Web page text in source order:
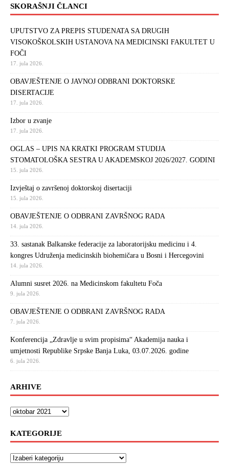
SKORAŠNJI ČLANCI
UPUTSTVO ZA PREPIS STUDENATA SA DRUGIH
VISOKOŠKOLSKIH USTANOVA NA MEDICINSKI FAKULTET U
FOČI
17. jula 2026.
OBAVJEŠTENJE O JAVNOJ ODBRANI DOKTORSKE
DISERTACIJE
17. jula 2026.
Izbor u zvanje
17. jula 2026.
OGLAS – UPIS NA KRATKI PROGRAM STUDIJA
STOMATOLOŠKA SESTRA U AKADEMSKOJ 2026/2027. GODINI
15. jula 2026.
Izvještaj o završenoj doktorskoj disertaciji
15. jula 2026.
OBAVJEŠTENJE O ODBRANI ZAVRŠNOG RADA
14. jula 2026.
33. sastanak Balkanske federacije za laboratorijsku medicinu i 4.
kongres Udruženja medicinskih biohemičara u Bosni i Hercegovini
14. jula 2026.
Alumni susret 2026. na Medicinskom fakultetu Foča
9. jula 2026.
OBAVJEŠTENJE O ODBRANI ZAVRŠNOG RADA
7. jula 2026.
Konferencija „Zdravlje u svim propisima“ Akademija nauka i
umjetnosti Republike Srpske Banja Luka, 03.07.2026. godine
6. jula 2026.
ARHIVE
KATEGORIJE